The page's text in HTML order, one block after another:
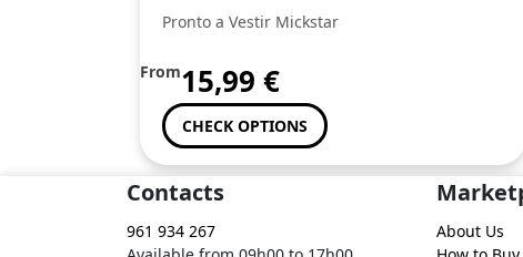
Pronto a Vestir Mickstar
From15,99 €
CHECK OPTIONS
Contacts
961 934 267
About Us